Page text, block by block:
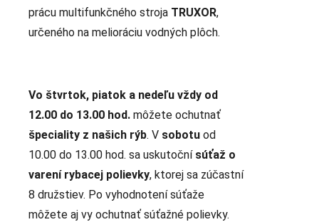
prácu multifunkčného stroja TRUXOR,
určeného na melioráciu vodných plôch.
Vo štvrtok, piatok a nedeľu vždy od
12.00 do 13.00 hod. môžete ochutnať
špeciality z našich rýb. V sobotu od
10.00 do 13.00 hod. sa uskutoční súťaž o
varení rybacej polievky, ktorej sa zúčastní
8 družstiev. Po vyhodnotení súťaže
môžete aj vy ochutnať súťažné polievky.